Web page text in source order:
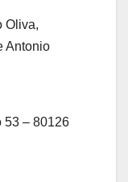
Oliva,
Antonio
53 – 80126